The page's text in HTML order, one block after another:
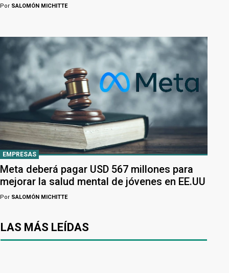
Por SALOMÓN MICHITTE
EMPRESAS
Meta deberá pagar USD 567 millones para
mejorar la salud mental de jóvenes en EE.UU
Por SALOMÓN MICHITTE
LAS MÁS LEÍDAS